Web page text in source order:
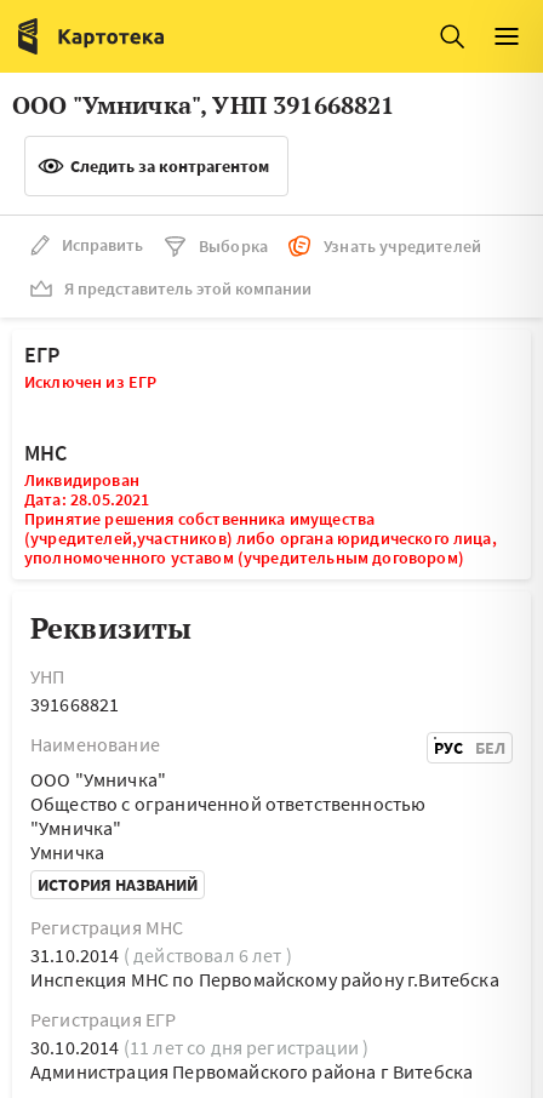
Италия
Люксембург
Литва
Нидерланды
ООО "Умничка", УНП 391668821
Следить за контрагентом
Исправить Выборка
Узнать учредителей
Я представитель этой компании
ЕГР
Исключен из ЕГР
МНС
Ликвидирован
Дата: 28.05.2021
Принятие решения собственника имущества
(учредителей,участников) либо органа юридического лица,
уполномоченного уставом (учредительным договором)
Реквизиты
УНП
391668821
Наименование
РУС БЕЛ
ООО "Умничка"
Общество с ограниченной ответственностью
"Умничка"
Умничка
ИСТОРИЯ НАЗВАНИЙ
Регистрация МНС
31.10.2014 ( действовал 6 лет )
Инспекция МНС по Первомайскому району г.Витебска
Регистрация ЕГР
30.10.2014 (11 лет со дня регистрации )
Администрация Первомайского района г Витебска